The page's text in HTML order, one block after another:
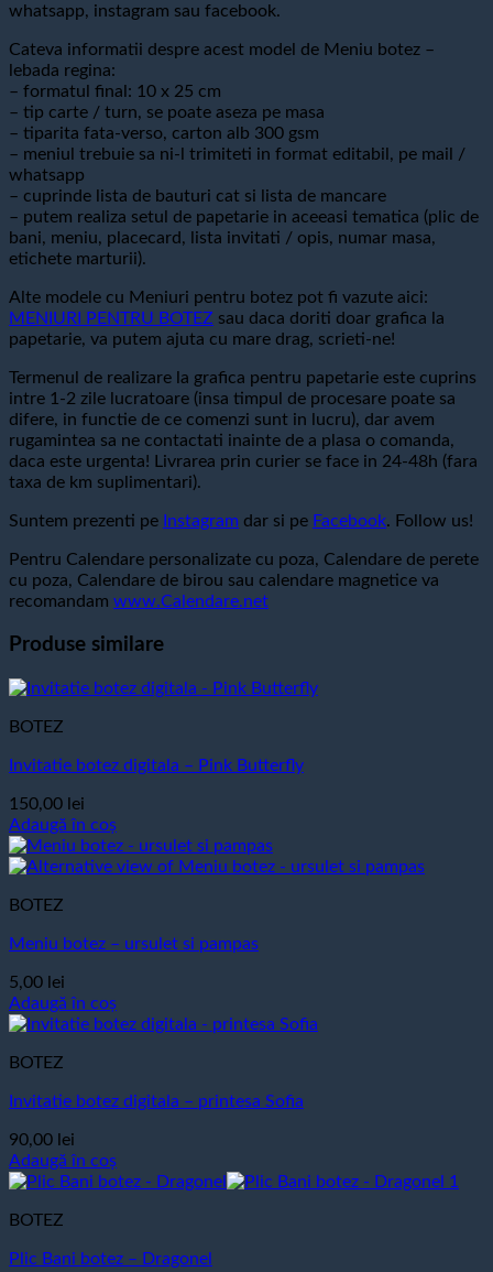
whatsapp, instagram sau facebook.
Cateva informatii despre acest model de Meniu botez –
lebada regina:
– formatul final: 10 x 25 cm
– tip carte / turn, se poate aseza pe masa
– tiparita fata-verso, carton alb 300 gsm
– meniul trebuie sa ni-l trimiteti in format editabil, pe mail /
whatsapp
– cuprinde lista de bauturi cat si lista de mancare
– putem realiza setul de papetarie in aceeasi tematica (plic de
bani, meniu, placecard, lista invitati / opis, numar masa,
etichete marturii).
Alte modele cu Meniuri pentru botez pot fi vazute aici:
MENIURI PENTRU BOTEZ sau daca doriti doar grafica la
papetarie, va putem ajuta cu mare drag, scrieti-ne!
Termenul de realizare la grafica pentru papetarie este cuprins
intre 1-2 zile lucratoare (insa timpul de procesare poate sa
difere, in functie de ce comenzi sunt in lucru), dar avem
rugamintea sa ne contactati inainte de a plasa o comanda,
daca este urgenta! Livrarea prin curier se face in 24-48h (fara
taxa de km suplimentari).
Suntem prezenti pe Instagram dar si pe Facebook. Follow us!
Pentru Calendare personalizate cu poza, Calendare de perete
cu poza, Calendare de birou sau calendare magnetice va
recomandam www.Calendare.net
Produse similare
BOTEZ
Invitatie botez digitala – Pink Butterfly
150,00 lei
Adaugă în coș
BOTEZ
Meniu botez – ursulet si pampas
5,00 lei
Adaugă în coș
BOTEZ
Invitatie botez digitala – printesa Sofia
90,00 lei
Adaugă în coș
BOTEZ
Plic Bani botez – Dragonel